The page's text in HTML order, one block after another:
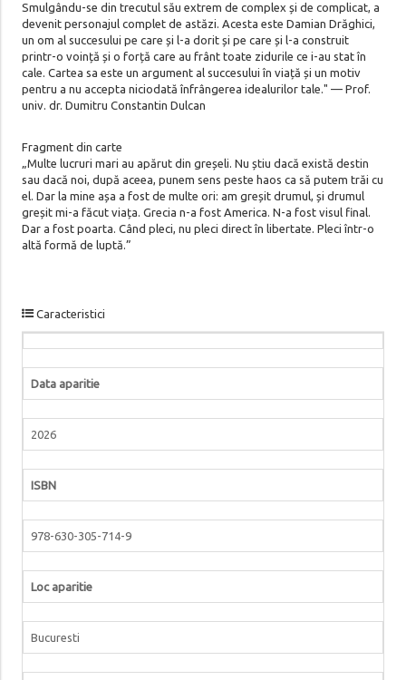
Smulgându-se din trecutul său extrem de complex și de complicat, a
devenit personajul complet de astăzi. Acesta este Damian Drăghici,
un om al succesului pe care și l-a dorit și pe care și l-a construit
printr-o voință și o forță care au frânt toate zidurile ce i-au stat în
cale. Cartea sa este un argument al succesului în viață și un motiv
pentru a nu accepta niciodată înfrângerea idealurilor tale." — Prof.
univ. dr. Dumitru Constantin Dulcan
Fragment din carte
„Multe lucruri mari au apărut din greșeli. Nu știu dacă există destin
sau dacă noi, după aceea, punem sens peste haos ca să putem trăi cu
el. Dar la mine așa a fost de multe ori: am greșit drumul, și drumul
greșit mi-a făcut viața. Grecia n-a fost America. N-a fost visul final.
Dar a fost poarta. Când pleci, nu pleci direct în libertate. Pleci într-o
altă formă de luptă.”
Caracteristici
Data aparitie
2026
ISBN
978-630-305-714-9
Loc aparitie
Bucuresti